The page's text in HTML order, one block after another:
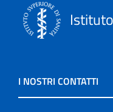
I NOSTRI CONTATTI